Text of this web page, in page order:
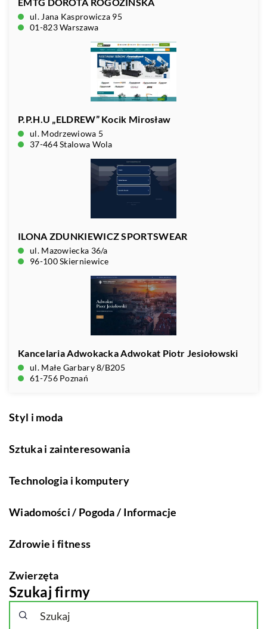
ul. Jana Kasprowicza 95
01-823 Warszawa
P.P.H.U „ELDREW” Kocik Mirosław
ul. Modrzewiowa 5
37-464 Stalowa Wola
ILONA ZDUNKIEWICZ SPORTSWEAR
ul. Mazowiecka 36/a
96-100 Skierniewice
Kancelaria Adwokacka Adwokat Piotr Jesiołowski
ul. Małe Garbary 8/B205
61-756 Poznań
Styl i moda
Sztuka i zainteresowania
Technologia i komputery
Wiadomości / Pogoda / Informacje
Zdrowie i fitness
Zwierzęta
Szukaj firmy